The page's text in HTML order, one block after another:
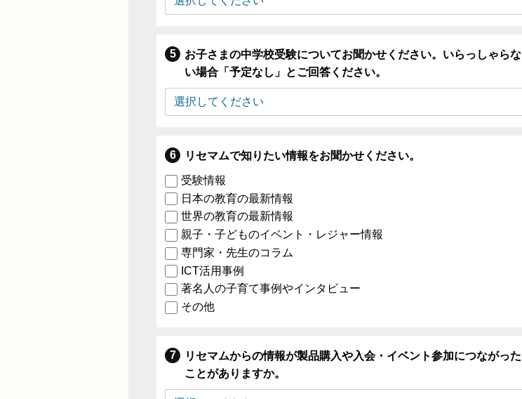
お子さまの中学校受験についてお聞かせください。いらっしゃらな
い場合「予定なし」とご回答ください。
リセマムで知りたい情報をお聞かせください。
受験情報
日本の教育の最新情報
世界の教育の最新情報
親子・子どものイベント・レジャー情報
専門家・先生のコラム
ICT活用事例
著名人の子育て事例やインタビュー
その他
リセマムからの情報が製品購入や入会・イベント参加につながった
ことがありますか。